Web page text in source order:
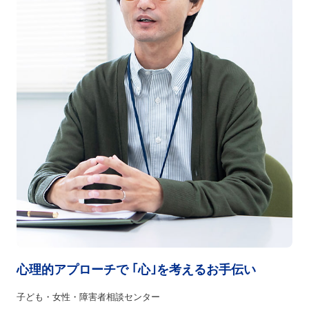
心理的アプローチで ｢心｣を考えるお手伝い
子ども・女性・障害者相談センター